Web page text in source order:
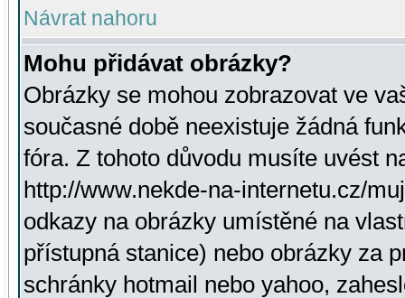
Návrat nahoru
Mohu přidávat obrázky?
Obrázky se mohou zobrazovat ve
současné době neexistuje žádná
fóra. Z tohoto důvodu musíte uvést
http://www.nekde-na-internetu.cz/
odkazy na obrázky umístěné na
přístupná stanice) nebo obrázky za
schránky hotmail nebo yahoo,